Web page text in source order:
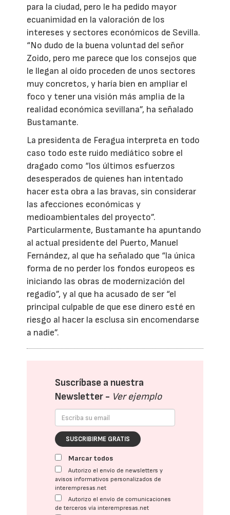
para la ciudad, pero le ha pedido mayor
ecuanimidad en la valoración de los
intereses y sectores económicos de Sevilla.
“No dudo de la buena voluntad del señor
Zoido, pero me parece que los consejos que
le llegan al oído proceden de unos sectores
muy concretos, y haría bien en ampliar el
foco y tener una visión más amplia de la
realidad económica sevillana”, ha señalado
Bustamante.
La presidenta de Feragua interpreta en todo
caso todo este ruido mediático sobre el
dragado como “los últimos esfuerzos
desesperados de quienes han intentado
hacer esta obra a las bravas, sin considerar
las afecciones económicas y
medioambientales del proyecto”.
Particularmente, Bustamante ha apuntando
al actual presidente del Puerto, Manuel
Fernández, al que ha señalado que “la única
forma de no perder los fondos europeos es
iniciando las obras de modernización del
regadío”, y al que ha acusado de ser “el
principal culpable de que ese dinero esté en
riesgo al hacer la esclusa sin encomendarse
a nadie”.
Suscríbase a nuestra
Newsletter - Ver ejemplo
SUSCRIBIRME GRATIS
Marcar todos
Autorizo el envío de newsletters y
avisos informativos personalizados de
interempresas.net
Autorizo el envío de comunicaciones
de terceros vía interempresas.net